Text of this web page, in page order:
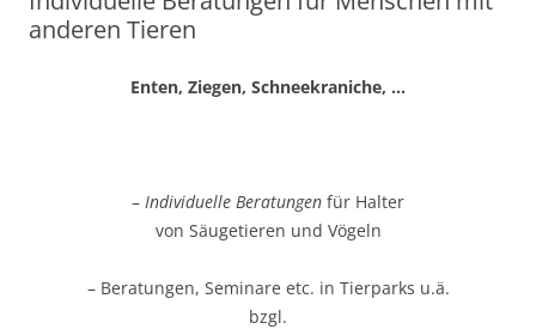
anderen Tieren
Enten, Ziegen, Schneekraniche, …
– Individuelle Beratungen für Halter
von Säugetieren und Vögeln
– Beratungen, Seminare etc. in Tierparks u.ä.
bzgl.